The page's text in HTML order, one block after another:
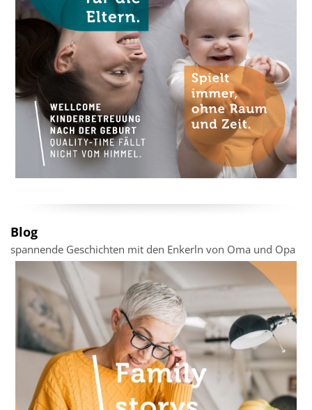
Blog
spannende Geschichten mit den Enkerln von Oma und Opa